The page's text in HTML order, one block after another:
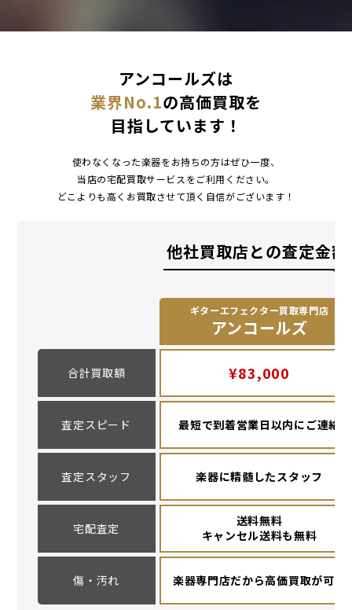
アンコールズは
業界No.1の高価買取を
目指しています！
使わなくなった楽器をお持ちの方はぜひ一度、
当店の宅配買取サービスをご利用ください。
どこよりも高くお買取させて頂く自信がございます！
他社買取店との査定金
ギターエフェクター買取専門店
アンコールズ
合計買取額 ¥83,000
査定スピード 最短で到着営業日以内にご連絡
査定スタッフ 楽器に精髄したスタッフ
宅配査定
送料無料
キャンセル送料も無料
傷・汚れ 楽器専門店だから高価買取が可能